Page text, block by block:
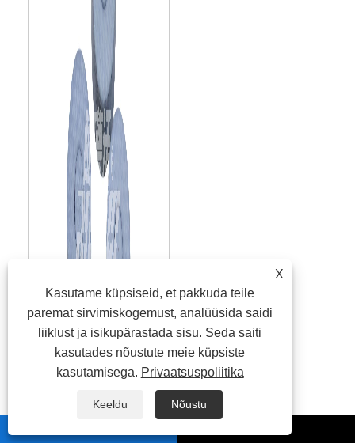
X
Kasutame küpsiseid, et pakkuda teile
paremat sirvimiskogemust, analüüsida saidi
liiklust ja isikupärastada sisu. Seda saiti
kasutades nõustute meie küpsiste
kasutamisega. Privaatsuspoliitika
Keeldu Nõustu